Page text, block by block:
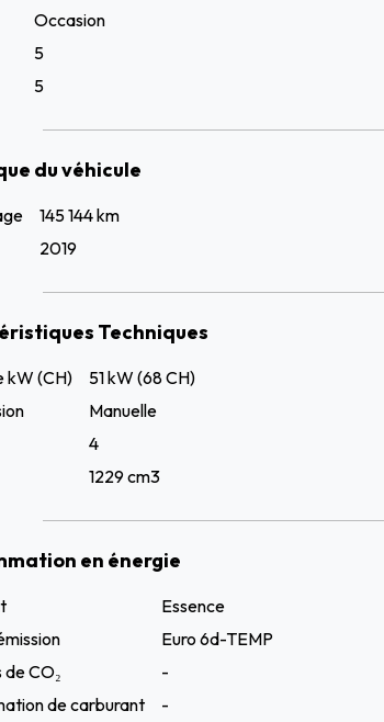
Occasion
5
5
du véhicule
145 144 km
2019
Techniques
kW (CH)
51 kW (68 CH)
Manuelle
4
1229 cm3
en énergie
Essence
Euro 6d-TEMP
de CO₂
-
de carburant
-